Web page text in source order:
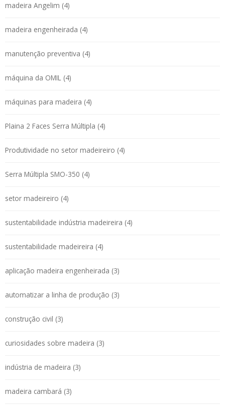
madeira Angelim (4)
madeira engenheirada (4)
manutenção preventiva (4)
máquina da OMIL (4)
máquinas para madeira (4)
Plaina 2 Faces Serra Múltipla (4)
Produtividade no setor madeireiro (4)
Serra Múltipla SMO-350 (4)
setor madeireiro (4)
sustentabilidade indústria madeireira (4)
sustentabilidade madeireira (4)
aplicação madeira engenheirada (3)
automatizar a linha de produção (3)
construção civil (3)
curiosidades sobre madeira (3)
indústria de madeira (3)
madeira cambará (3)